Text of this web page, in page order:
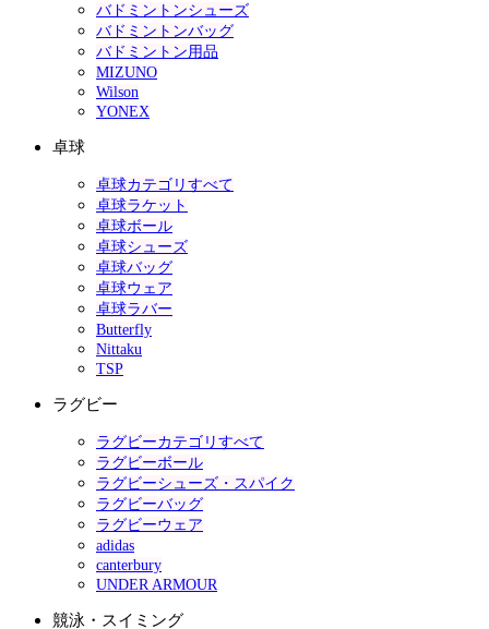
バドミントンシューズ
バドミントンバッグ
バドミントン用品
MIZUNO
Wilson
YONEX
卓球
卓球カテゴリすべて
卓球ラケット
卓球ボール
卓球シューズ
卓球バッグ
卓球ウェア
卓球ラバー
Butterfly
Nittaku
TSP
ラグビー
ラグビーカテゴリすべて
ラグビーボール
ラグビーシューズ・スパイク
ラグビーバッグ
ラグビーウェア
adidas
canterbury
UNDER ARMOUR
競泳・スイミング